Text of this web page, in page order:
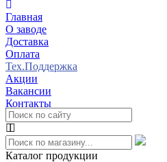
Главная
О заводе
Доставка
Оплата
Тех.Поддержка
Акции
Вакансии
Контакты
Каталог продукции